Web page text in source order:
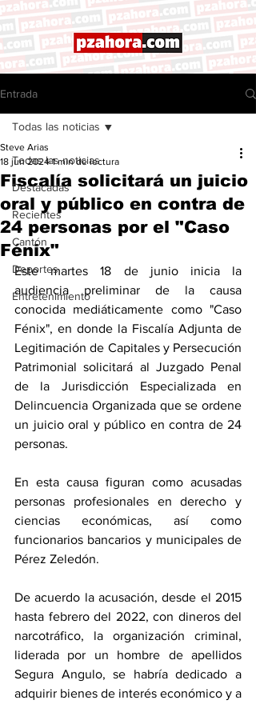
Entrada
Todas las noticias
Destacadas
Recientes
Cantón
Deportes
Entretenimiento
Todas las noticias
Fiscalía solicitará un juicio
oral y público en contra de
24 personas por el "Caso
Fénix"
Steve Arias
18 jun 2024 1 min de lectura
Este martes 18 de junio inicia la
audiencia preliminar de la causa
conocida mediáticamente como "Caso
Fénix", en donde la Fiscalía Adjunta de
Legitimación de Capitales y Persecución
Patrimonial solicitará al Juzgado Penal
de la Jurisdicción Especializada en
Delincuencia Organizada que se ordene
un juicio oral y público en contra de 24
personas.
En esta causa figuran como acusadas
personas profesionales en derecho y
ciencias económicas, así como
funcionarios bancarios y municipales de
Pérez Zeledón.
De acuerdo la acusación, desde el 2015
hasta febrero del 2022, con dineros del
narcotráfico, la organización criminal,
liderada por un hombre de apellidos
Segura Angulo, se habría dedicado a
adquirir bienes de interés económico y a